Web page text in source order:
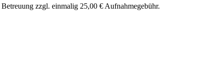
zzgl. einmalig 25,00 € Aufnahmegebühr.